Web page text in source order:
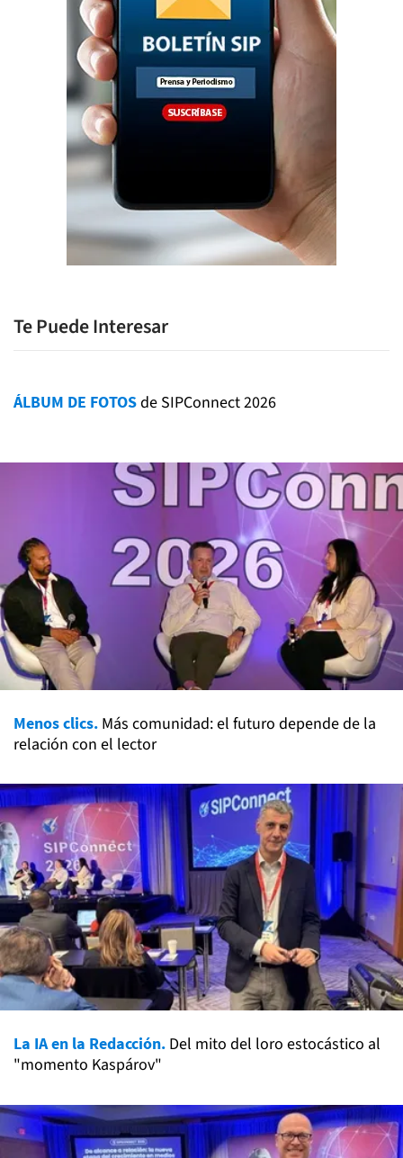
Te Puede Interesar
ÁLBUM DE FOTOSde SIPConnect 2026
Menos clics. Más comunidad: el futuro depende de la
relación con el lector
La IA en la Redacción. Del mito del loro estocástico al
"momento Kaspárov"